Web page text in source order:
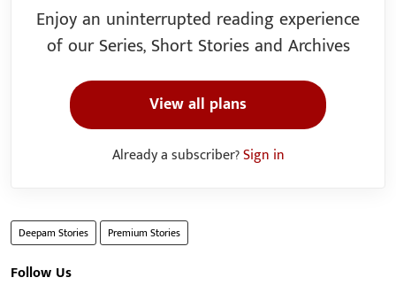
Enjoy an uninterrupted reading experience
of our Series, Short Stories and Archives
View all plans
Already a subscriber?Sign in
Deepam Stories Premium Stories
Follow Us